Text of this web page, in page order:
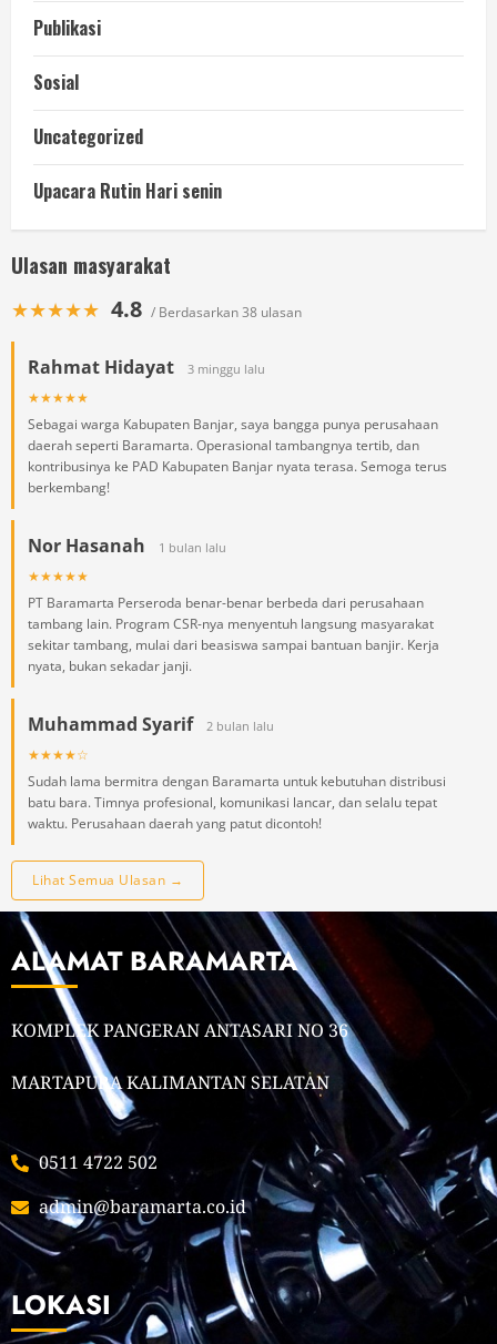
Publikasi
Sosial
Uncategorized
Upacara Rutin Hari senin
Ulasan masyarakat
★★★★★ 4.8 / Berdasarkan 38 ulasan
Rahmat Hidayat 3 minggu lalu
★★★★★
Sebagai warga Kabupaten Banjar, saya bangga punya perusahaan
daerah seperti Baramarta. Operasional tambangnya tertib, dan
kontribusinya ke PAD Kabupaten Banjar nyata terasa. Semoga terus
berkembang!
Nor Hasanah 1 bulan lalu
★★★★★
PT Baramarta Perseroda benar-benar berbeda dari perusahaan
tambang lain. Program CSR-nya menyentuh langsung masyarakat
sekitar tambang, mulai dari beasiswa sampai bantuan banjir. Kerja
nyata, bukan sekadar janji.
Muhammad Syarif 2 bulan lalu
★★★★☆
Sudah lama bermitra dengan Baramarta untuk kebutuhan distribusi
batu bara. Timnya profesional, komunikasi lancar, dan selalu tepat
waktu. Perusahaan daerah yang patut dicontoh!
Lihat Semua Ulasan →
ALAMAT BARAMARTA
KOMPLEK PANGERAN ANTASARI NO 36
MARTAPURA KALIMANTAN SELATAN
0511 4722 502
admin@baramarta.co.id
LOKASI